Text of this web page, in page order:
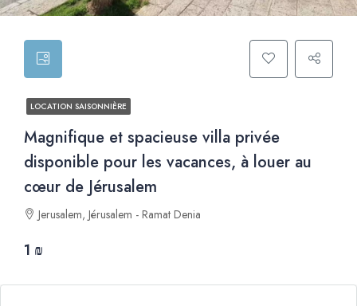
LOCATION SAISONNIÈRE
Magnifique et spacieuse villa privée
disponible pour les vacances, à louer au
cœur de Jérusalem
Jerusalem, Jérusalem - Ramat Denia
1 ₪